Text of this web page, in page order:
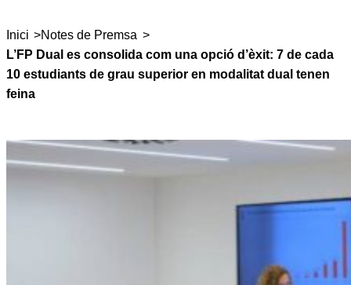
Inici >Notes de Premsa >
L’FP Dual es consolida com una opció d’èxit: 7 de cada
10 estudiants de grau superior en modalitat dual tenen
feina